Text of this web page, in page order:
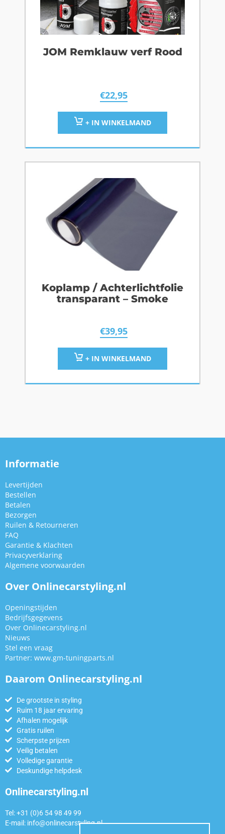
JOM Remklauw verf Rood
€22,95
+ IN WINKELMAND
Koplamp / Achterlichtfolie
transparant – Smoke
€39,95
+ IN WINKELMAND
Informatie
Levertijden
Bestellen
Betalen
Bezorgen
Ruilen & Retourneren
FAQ
Garantie & Klachten
Privacyverklaring
Algemene voorwaarden
Over Onlinecarstyling.nl
Openingstijden
Bedrijfsgegevens
Over Onlinecarstyling.nl
Nieuws
Stel een vraag
Partner: www.gm-tuningparts.nl
Daarom Onlinecarstyling.nl
De grootste in styling
Ruim 18 jaar ervaring
Afhalen mogelijk
Gratis ruilen
Scherpste prijzen
Veilig betalen
Volledige garantie
Deskundige helpdesk
Onlinecarstyling.nl
Tel: +31 (0)6 54 98 49 99
E-mail: info@onlinecarstyling.nl